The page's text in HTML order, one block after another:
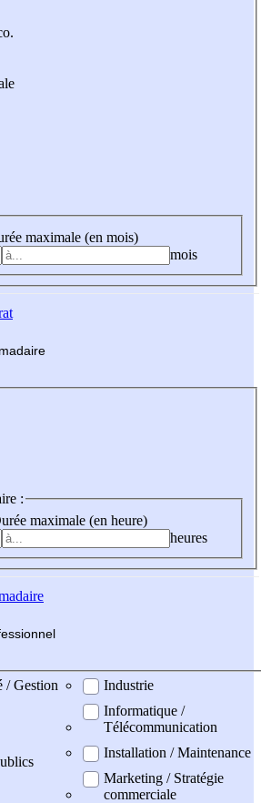
maximale (en mois)
mois
madaire
:
maximale (en heure)
heures
/ Gestion
Industrie
Informatique /
Télécommunication
Installation / Maintenance
Marketing / Stratégie
commerciale